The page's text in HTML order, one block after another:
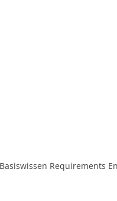
Requirements